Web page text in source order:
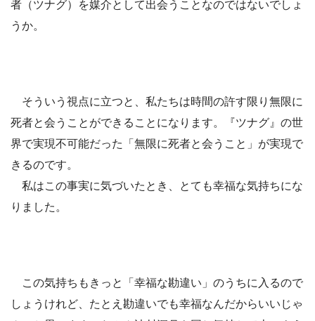
者（ツナグ）を媒介として出会うことなのではないでしょ
うか。
そういう視点に立つと、私たちは時間の許す限り無限に
死者と会うことができることになります。『ツナグ』の世
界で実現不可能だった「無限に死者と会うこと」が実現で
きるのです。
私はこの事実に気づいたとき、とても幸福な気持ちにな
りました。
この気持ちもきっと「幸福な勘違い」のうちに入るので
しょうけれど、たとえ勘違いでも幸福なんだからいいじゃ